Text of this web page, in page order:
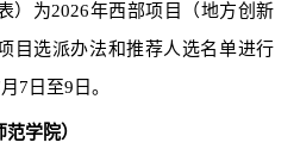
）为2026年西部项目（地方创新
目选派办法和推荐人选名单进行
7日至9日。
范学院）